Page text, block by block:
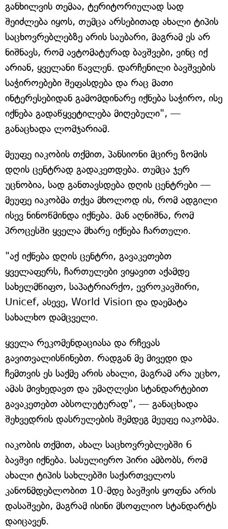
განხილვის თემაა, ტერიტორიულად სად
შეიძლება იყოს, თუმცა არსებითად ახალი ტიპის
საცხოვრებლებზე არის საუბარი, მაგრამ ეს არ
ნიშნავს, რომ ავტომატურად ბავშვები, ვინც იქ
არიან, ყველანი წავლენ. დარჩენილი ბავშვების
საჭიროებები შეფასდება და რაც მათი
ინტერესებიდან გამომდინარე იქნება საჭირო, ისე
იქნება გადაწყვეტილება მიღებული", —
განაცხადა ლომჯარიამ.
მეუფე იაკობის თქმით, პანსიონი მცირე ზომის
დღის ცენტრად გადაკეთდება. თუმცა ჯერ
უცნობია, სად განთავსდება დღის ცენტრები —
მეუფე იაკობმა თქვა მხოლოდ ის, რომ ადგილი
ისევ ნინოწმინდა იქნება. მან აღნიშნა, რომ
პროცესში ყველა მხარე იქნება ჩართული.
"აქ იქნება დღის ცენტრი, გავაკეთებთ
ყველაფერს, ჩართულები ვიყავით აქამდე
სახელმწიფო, საპატრიარქო, ევროკავშირი,
Unicef, ასევე, World Vision და დაემატა
სახალხო დამცველი.
ყველა რეკომენდაციასა და რჩევას
გავითვალისწინებთ. რადგან მე მივედი და
ჩემთვის ეს საქმე არის ახალი, მაგრამ არა უცხო,
ამას მივხედავთ და უმაღლესი სტანდარტებით
გავაკეთებთ აბსოლუტურად", — განაცხადა
შეხვედრის დასრულების შემდეგ მეუფე იაკობმა.
იაკობის თქმით, ახალ საცხოვრებლებში 6
ბავშვი იქნება. სასულიერო პირი ამბობს, რომ
ახალი ტიპის სახლებში საქართველოს
კანონმდებლობით 10-მდე ბავშვის ყოფნა არის
დასაშვები, მაგრამ ისინი მსოფლიო სტანდარტს
დაიცავენ.